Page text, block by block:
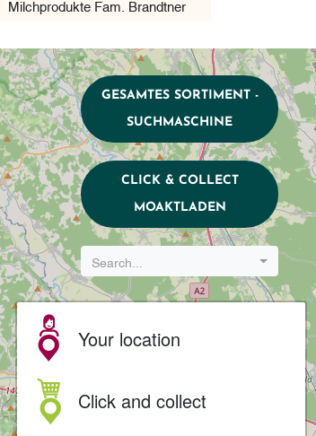
Milchprodukte Fam. Brandtner
Your location
Click and collect
GESAMTES SORTIMENT -
SUCHMASCHINE
CLICK & COLLECT
MOAKTLADEN
Search...